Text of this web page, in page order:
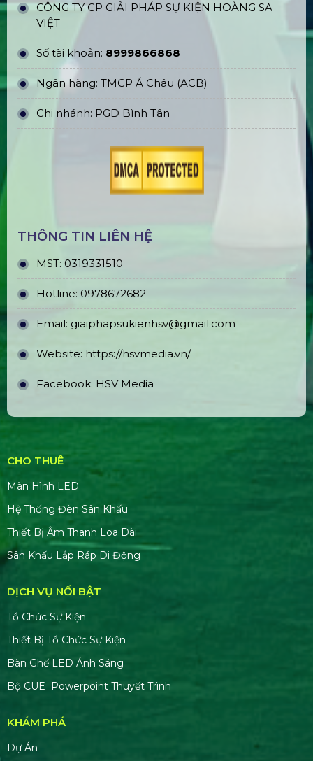
CÔNG TY CP GIẢI PHÁP SỰ KIỆN HOÀNG SA
VIỆT
Số tài khoản: 8999866868
Ngân hàng: TMCP Á Châu (ACB)
Chi nhánh: PGD Bình Tân
THÔNG TIN LIÊN HỆ
MST: 0319331510
Hotline: 0978672682
Email: giaiphapsukienhsv@gmail.com
Website: https://hsvmedia.vn/
Facebook: HSV Media
CHO THUÊ
Màn Hình LED
Hệ Thống Đèn Sân Khấu
Thiết Bị Âm Thanh Loa Dài
Sân Khấu Lắp Ráp Di Động
DỊCH VỤ NỔI BẬT
Tổ Chức Sự Kiện
Thiết Bị Tổ Chức Sự Kiện
Bàn Ghế LED Ánh Sáng
Bộ CUE Powerpoint Thuyết Trình
KHÁM PHÁ
Dự Án